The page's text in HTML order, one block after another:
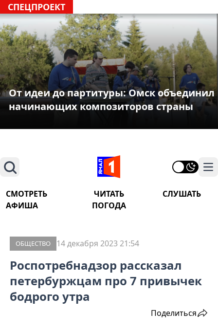
СПЕЦПРОЕКТ
От идеи до партитуры: Омск объединил
начинающих композиторов страны
Поиск
СМОТРЕТЬ ЧИТАТЬ
СЛУШАТЬ
АФИША
ПОГОДА
ОБЩЕСТВО 14 декабря 2023 21:54
Роспотребнадзор рассказал
петербуржцам про 7 привычек
бодрого утра
Поделиться